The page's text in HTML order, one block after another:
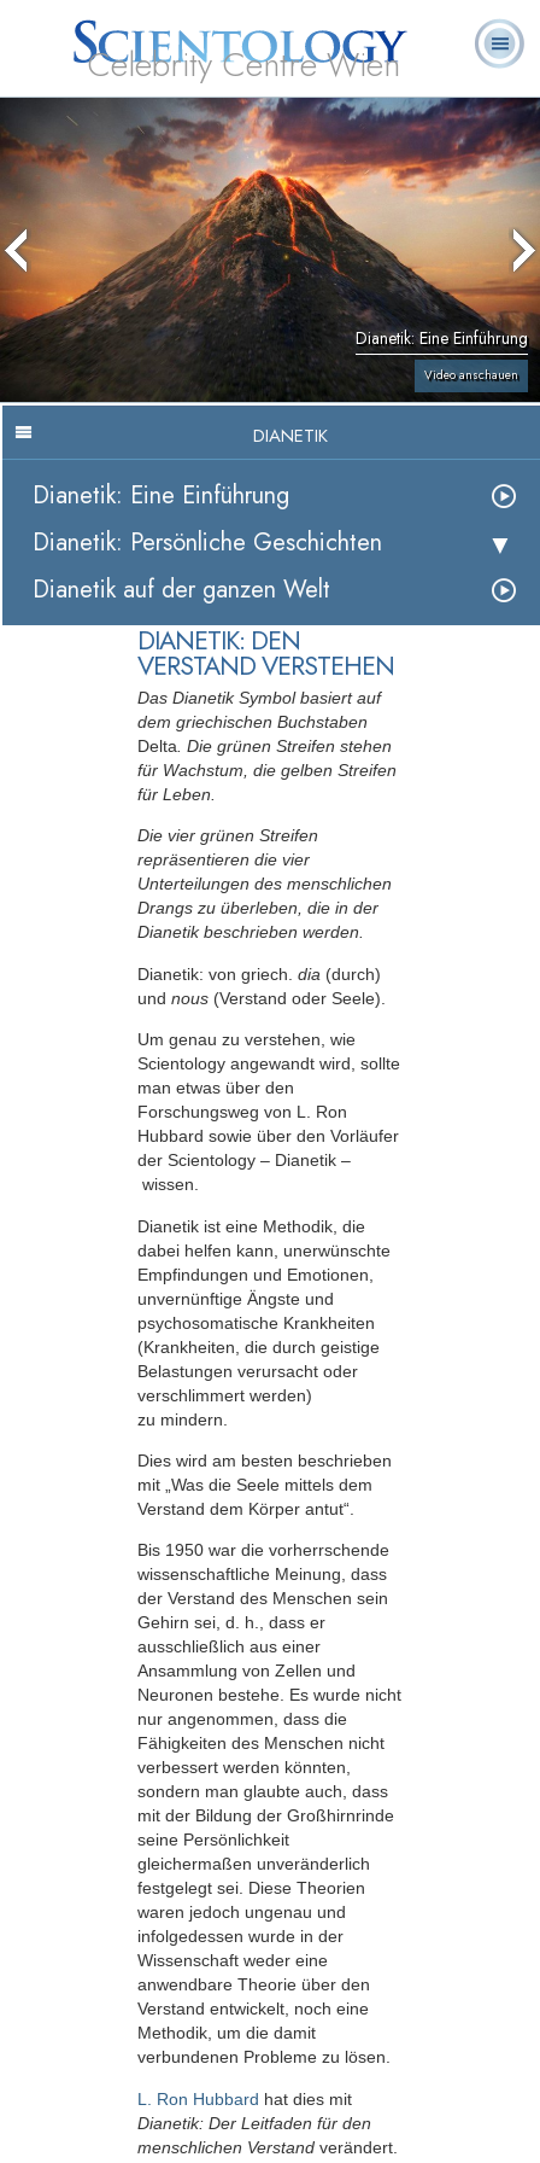
Celebrity Centre Wien
Hubbard
Scientology?
Ehrenamtliche
Geistliche
Häufig gestellte
Fragen
Bücher
Dianetik: Eine Einführung
Video anschauen
DIANETIK
Dianetik: Eine Einführung
Dianetik: Persönliche Geschichten
Dianetik auf der ganzen Welt
DIANETIK: DEN
VERSTAND VERSTEHEN
Das Dianetik Symbol basiert auf
dem griechischen Buchstaben
Delta . Die grünen Streifen stehen
für Wachstum, die gelben Streifen
für Leben.
Die vier grünen Streifen
repräsentieren die vier
Unterteilungen des menschlichen
Drangs zu überleben, die in der
Dianetik beschrieben werden.
Dianetik: von griech. dia (durch)
und nous (Verstand oder Seele).
Um genau zu verstehen, wie
Scientology angewandt wird, sollte
man etwas über den
Forschungsweg von L. Ron
Hubbard sowie über den Vorläufer
der Scientology – Dianetik –
wissen.
Dianetik ist eine Methodik, die
dabei helfen kann, unerwünschte
Empfindungen und Emotionen,
unvernünftige Ängste und
psychosomatische Krankheiten
(Krankheiten, die durch geistige
Belastungen verursacht oder
verschlimmert werden)
zu mindern.
Dies wird am besten beschrieben
mit „Was die Seele mittels dem
Verstand dem Körper antut“.
Bis 1950 war die vorherrschende
wissenschaftliche Meinung, dass
der Verstand des Menschen sein
Gehirn sei, d. h., dass er
ausschließlich aus einer
Ansammlung von Zellen und
Neuronen bestehe. Es wurde nicht
nur angenommen, dass die
Fähigkeiten des Menschen nicht
verbessert werden könnten,
sondern man glaubte auch, dass
mit der Bildung der Großhirnrinde
seine Persönlichkeit
gleichermaßen unveränderlich
festgelegt sei. Diese Theorien
waren jedoch ungenau und
infolgedessen wurde in der
Wissenschaft weder eine
anwendbare Theorie über den
Verstand entwickelt, noch eine
Methodik, um die damit
verbundenen Probleme zu lösen.
L. Ron Hubbard hat dies mit
Dianetik: Der Leitfaden für den
menschlichen Verstand verändert.